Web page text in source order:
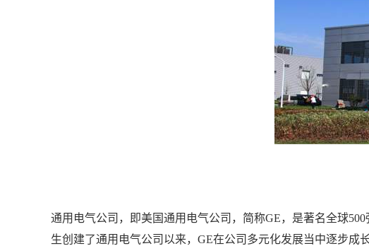
通用电气公司，即美国通用电气公司，简称GE，是著名全球500
生创建了通用电气公司以来， GE在公司多元化发展当中逐步成